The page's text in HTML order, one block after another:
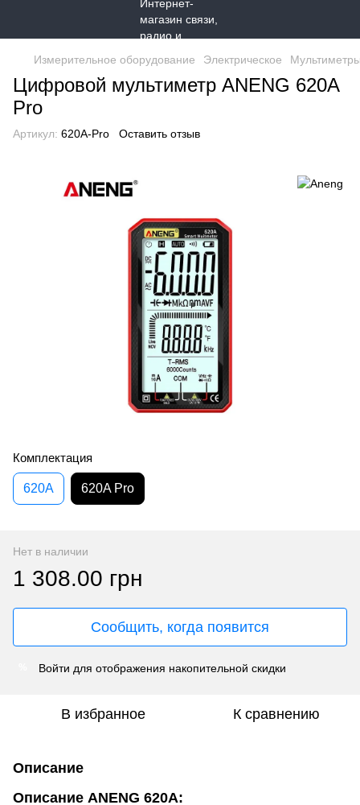
Измерительное оборудование Электрическое
Цифровой мультиметр ANENG 620A
Pro
Артикул: 620A-Pro Оставить отзыв
Комплектация
620A 620A Pro
Нет в наличии
1 308.00 грн
Сообщить, когда появится
Войти для отображения накопительной скидки
В избранное К сравнению
Описание
Описание ANENG 620A: